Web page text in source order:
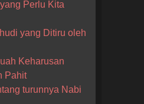
Perlu Kita
yang Ditiru oleh
Keharusan
Pahit
turunnya Nabi